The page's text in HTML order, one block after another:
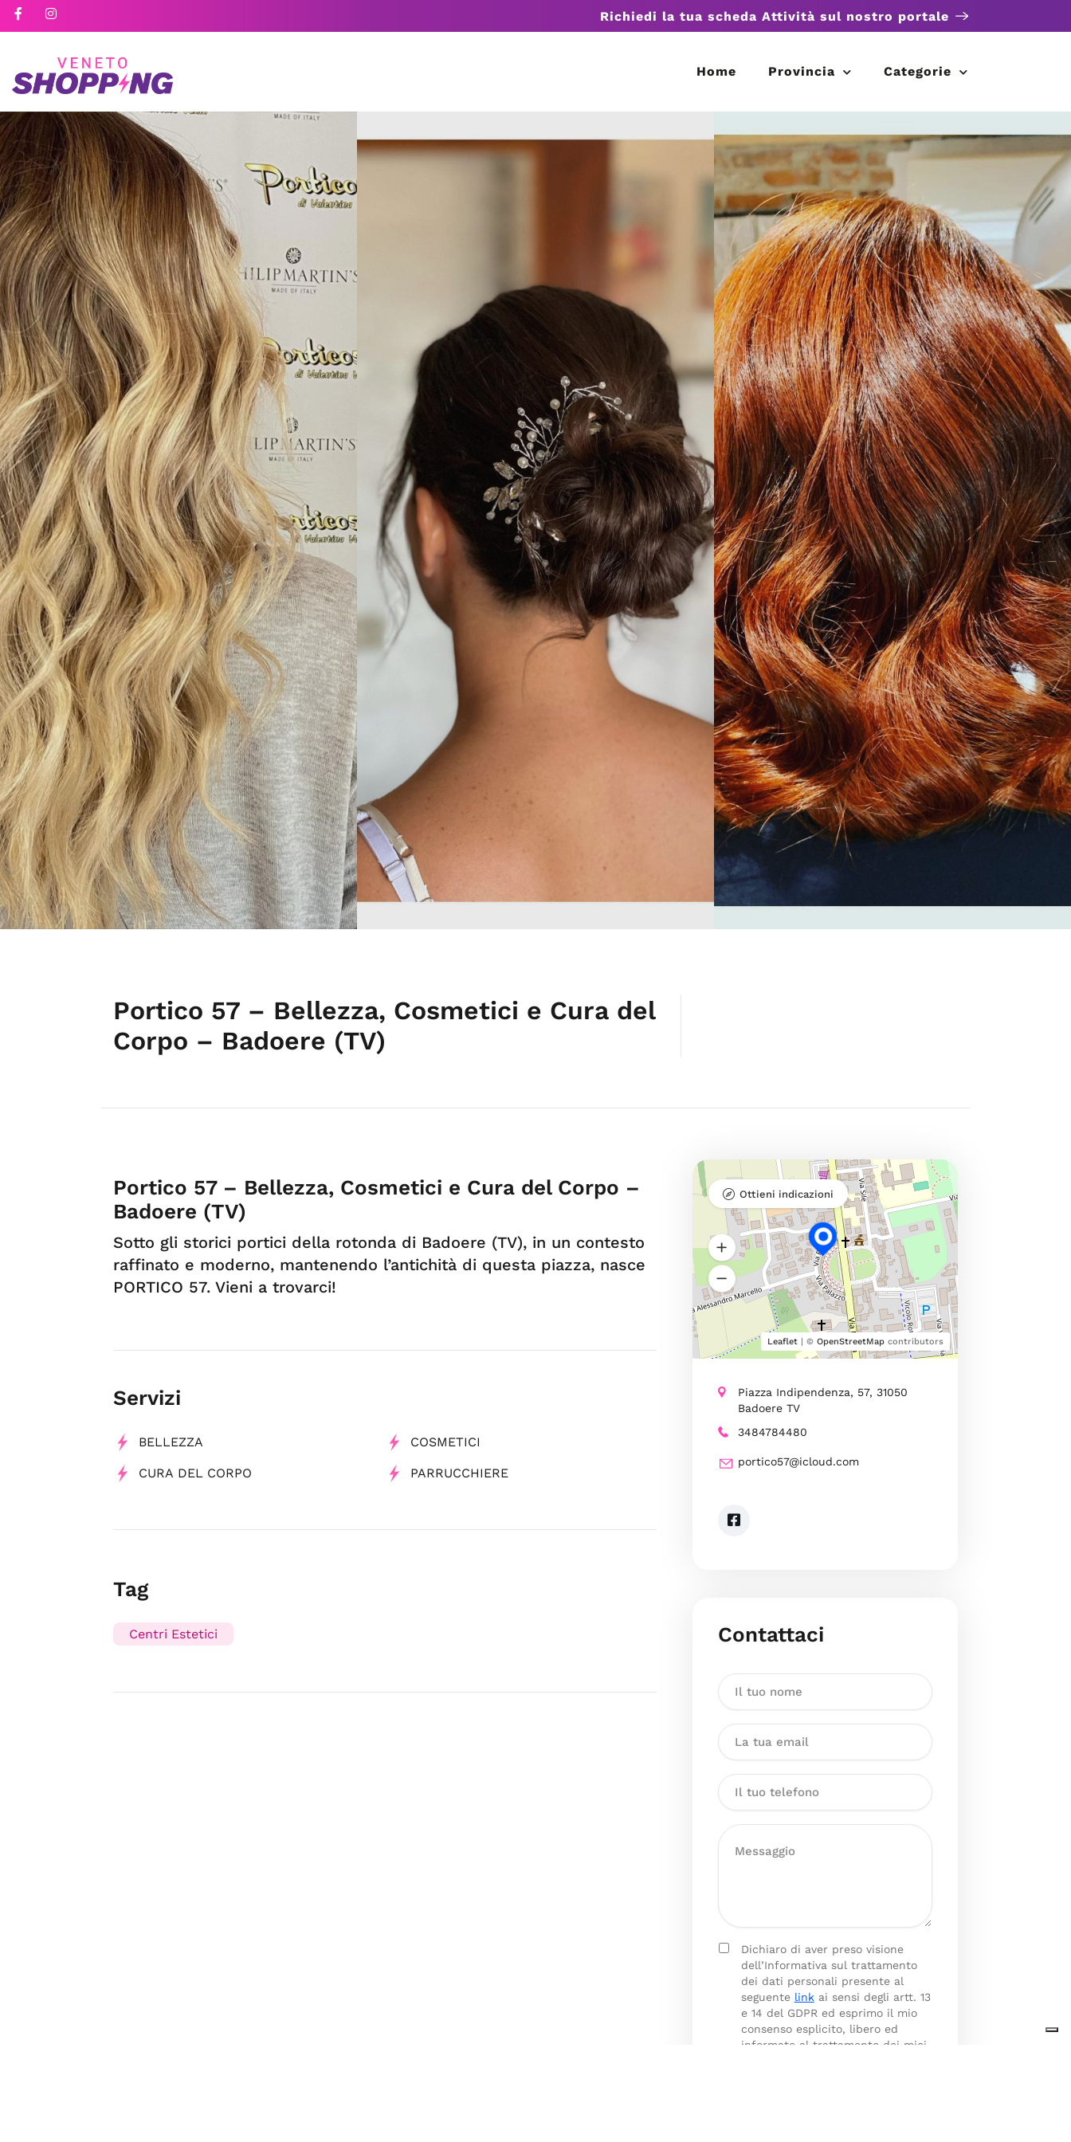
Richiedi la tua scheda Attività sul nostro portale
Home Provincia Categorie
Portico 57 – Bellezza, Cosmetici e Cura del
Corpo – Badoere (TV)
Portico 57 – Bellezza, Cosmetici e Cura del Corpo –
Badoere (TV)
Sotto gli storici portici della rotonda di Badoere (TV), in un contesto
raffinato e moderno, mantenendo l’antichità di questa piazza, nasce
PORTICO 57. Vieni a trovarci!
Servizi
BELLEZZA COSMETICI
CURA DEL CORPO PARRUCCHIERE
Tag
Centri Estetici
Leaflet| © OpenStreetMapcontributors
Ottieni indicazioni
Piazza Indipendenza, 57, 31050
Badoere TV
3484784480
portico57@icloud.com
Contattaci
Dichiaro di aver preso visione
dell’Informativa sul trattamento
dei dati personali presente al
seguente linkai sensi degli artt. 13
e 14 del GDPR ed esprimo il mio
consenso esplicito, libero ed
informato al trattamento dei miei